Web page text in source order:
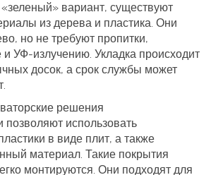
«зеленый» вариант, существуют
из дерева и пластика. Они
но не требуют пропитки,
и УФ‑излучению. Укладка происходит
досок, а срок службы может
решения
позволяют использовать
в виде плит, а также
материал. Такие покрытия
монтируются. Они подходят для